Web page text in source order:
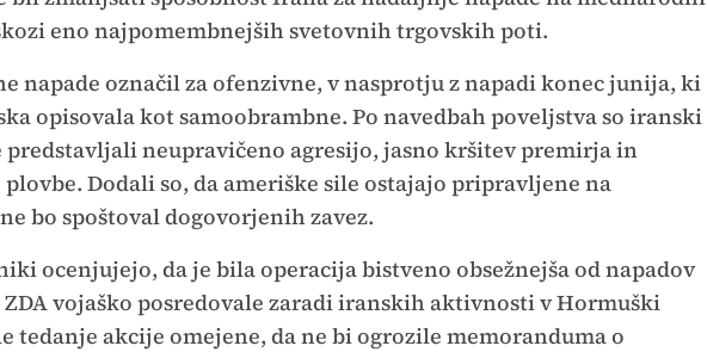
eno najpomembnejših svetovnih trgovskih poti.
napade označil za ofenzivne, v nasprotju z napadi konec junija, ki
opisovala kot samoobrambne. Po navedbah poveljstva so iranski
neupravičeno agresijo, jasno kršitev premirja in
Dodali so, da ameriške sile ostajajo pripravljene na
bo spoštoval dogovorjenih zavez.
ocenjujejo, da je bila operacija bistveno obsežnejša od napadov
vojaško posredovale zaradi iranskih aktivnosti v Hormuški
tedanje akcije omejene, da ne bi ogrozile memoranduma o